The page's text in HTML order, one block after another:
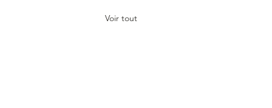
Voir tout